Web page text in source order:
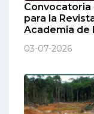
para la
Academia de
03-07-2026